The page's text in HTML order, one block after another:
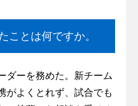
ことは何ですか。
ダーを務めた。新チーム
がよくとれず、試合でも